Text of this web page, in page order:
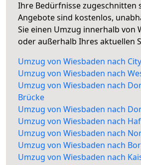
Ihre Bedürfnisse zugeschnitten
Angebote sind kostenlos,
Sie einen Umzug innerhalb von
oder außerhalb Ihres aktuellen
Umzug von Wiesbaden nach City
Umzug von Wiesbaden nach
Umzug von Wiesbaden nach
Brücke
Umzug von Wiesbaden nach
Umzug von Wiesbaden nach
Umzug von Wiesbaden nach
Umzug von Wiesbaden nach
Umzug von Wiesbaden nach